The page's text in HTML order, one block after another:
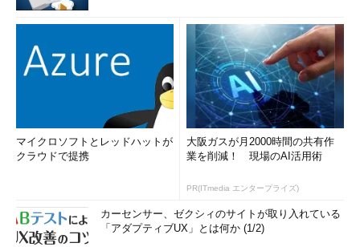
マイクロソフトとレッドハットが
クラウドで提携
大阪ガスが月2000時間の共有作
業を削減！ 現場のAI活用術
PR(ITmedia エンタープライズ)
カーセンサー、ゼクシィのサイトが取り入れている
「アダプティブUX」とは何か (1/2)